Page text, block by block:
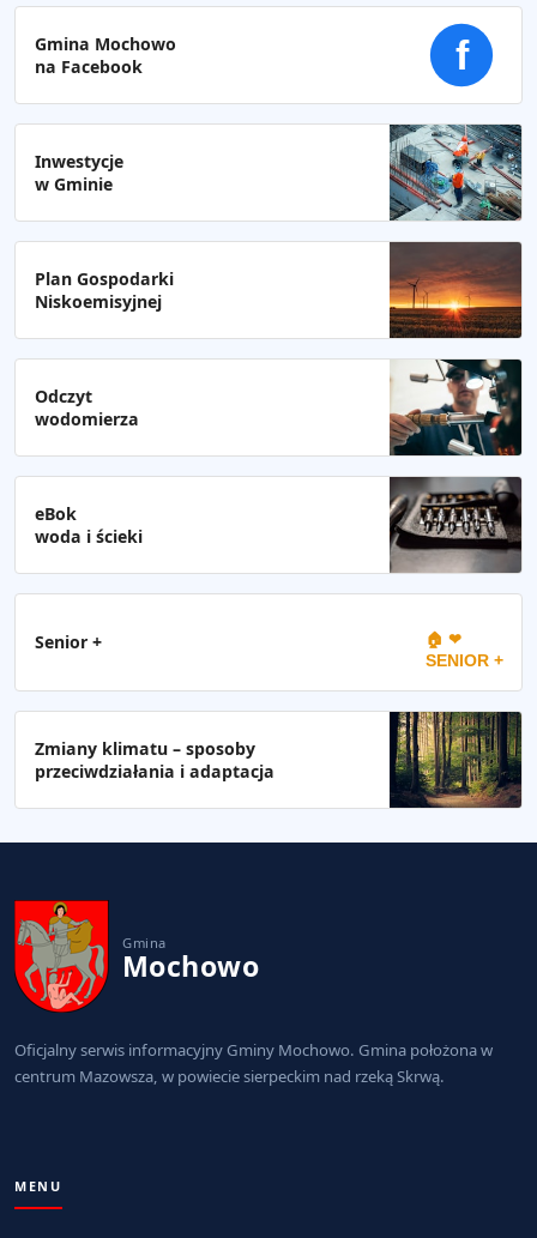
Gmina Mochowo
na Facebook
f
Inwestycje
w Gminie
Plan Gospodarki
Niskoemisyjnej
Odczyt
wodomierza
eBok
woda i ścieki
Senior + 🏠 ❤
SENIOR +
Zmiany klimatu – sposoby
przeciwdziałania i adaptacja
Gmina
Mochowo
Oficjalny serwis informacyjny Gminy Mochowo. Gmina położona w
centrum Mazowsza, w powiecie sierpeckim nad rzeką Skrwą.
MENU